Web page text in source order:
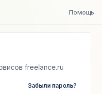
Помощь
freelance.ru
Забыли пароль?